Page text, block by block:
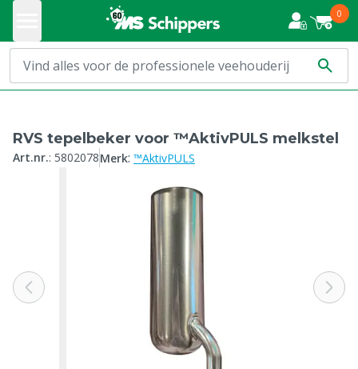
0
RVS tepelbeker voor ™AktivPULS melkstel
Art.nr.: 5802078Merk: ™AktivPULS